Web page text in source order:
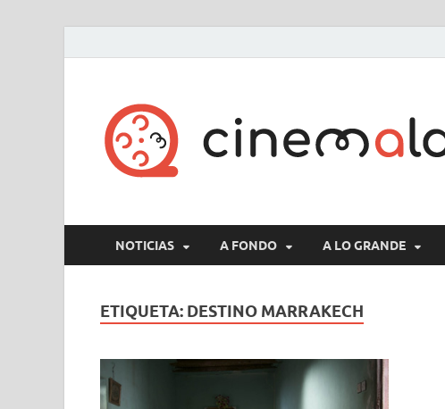
NOTICIAS A FONDO A LO GRANDE
ETIQUETA: DESTINO MARRAKECH